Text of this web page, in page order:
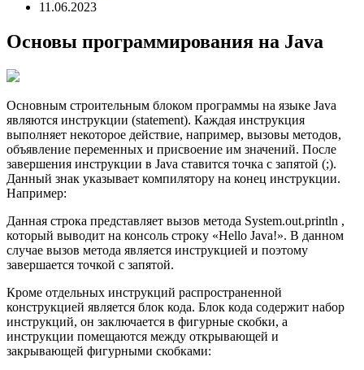
11.06.2023
Основы программирования на Java
Основным строительным блоком программы на языке Java
являются инструкции (statement). Каждая инструкция
выполняет некоторое действие, например, вызовы методов,
объявление переменных и присвоение им значений. После
завершения инструкции в Java ставится точка с запятой (;).
Данный знак указывает компилятору на конец инструкции.
Например:
Данная строка представляет вызов метода System.out.println ,
который выводит на консоль строку «Hello Java!». В данном
случае вызов метода является инструкцией и поэтому
завершается точкой с запятой.
Кроме отдельных инструкций распространенной
конструкцией является блок кода. Блок кода содержит набор
инструкций, он заключается в фигурные скобки, а
инструкции помещаются между открывающей и
закрывающей фигурными скобками: